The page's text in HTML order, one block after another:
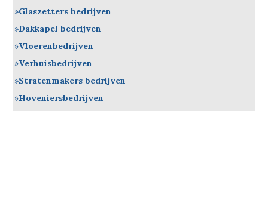
Glaszetters bedrijven
Dakkapel bedrijven
Vloerenbedrijven
Verhuisbedrijven
Stratenmakers bedrijven
Hoveniersbedrijven